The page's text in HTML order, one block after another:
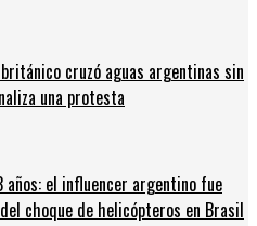
cruzó aguas argentinas sin
una protesta
años: el influencer argentino fue
choque de helicópteros en Brasil